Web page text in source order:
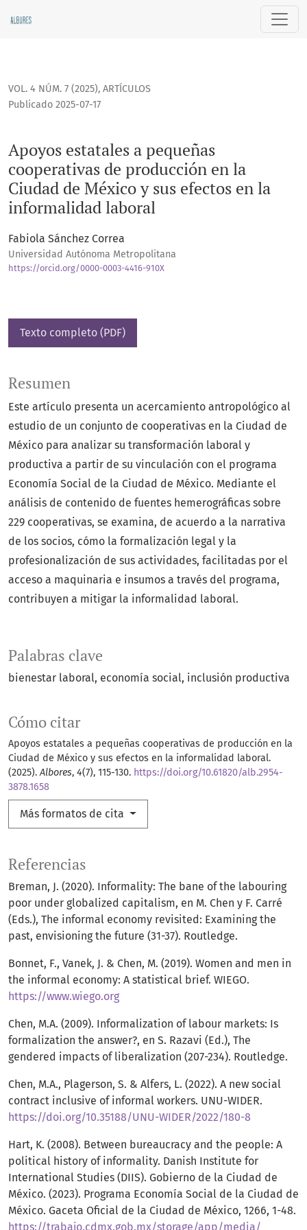
Apoyos estatales a pequeñas cooperativas de
VOL. 4 NÚM. 7 (2025), ARTÍCULOS
Apoyos estatales a pequeñas
cooperativas de producción en la
Ciudad de México y sus efectos en la
informalidad laboral
Publicado 2025-07-17
Fabiola Sánchez Correa
Universidad Autónoma Metropolitana
https://orcid.org/0000-0003-4416-910X
Texto completo (PDF)
Palabras clave
bienestar laboral economía social inclusión productiva
Cómo citar
Apoyos estatales a pequeñas cooperativas de producción en la
Ciudad de México y sus efectos en la informalidad laboral.
(2025).Albores, 4(7), 115-130. https://doi.org/10.61820/alb.2954-
3878.1658
Más formatos de cita
Resumen
Este artículo presenta un acercamiento antropológico al
estudio de un conjunto de cooperativas en la Ciudad de
México para analizar su transformación laboral y
productiva a partir de su vinculación con el programa
Economía Social de la Ciudad de México. Mediante el
análisis de contenido de fuentes hemerográficas sobre
229 cooperativas, se examina, de acuerdo a la narrativa
de los socios, cómo la formalización legal y la
profesionalización de sus actividades, facilitadas por el
acceso a maquinaria e insumos a través del programa,
contribuyen a mitigar la informalidad laboral.
Referencias
Breman, J. (2020). Informality: The bane of the labouring
poor under globalized capitalism, en M. Chen y F. Carré
(Eds.), The informal economy revisited: Examining the
past, envisioning the future (31-37). Routledge.
Bonnet, F., Vanek, J. & Chen, M. (2019). Women and men in
the informal economy: A statistical brief. WIEGO.
https://www.wiego.org
Chen, M.A. (2009). Informalization of labour markets: Is
formalization the answer?, en S. Razavi (Ed.), The
gendered impacts of liberalization (207-234). Routledge.
Chen, M.A., Plagerson, S. & Alfers, L. (2022). A new social
contract inclusive of informal workers. UNU-WIDER.
https://doi.org/10.35188/UNU-WIDER/2022/180-8
Hart, K. (2008). Between bureaucracy and the people: A
political history of informality. Danish Institute for
International Studies (DIIS). Gobierno de la Ciudad de
México. (2023). Programa Economía Social de la Ciudad de
México. Gaceta Oficial de la Ciudad de México, 1266, 1-48.
https://trabajo.cdmx.gob.mx/storage/app/media/